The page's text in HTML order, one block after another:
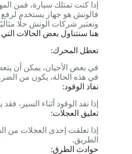
إذا كنت تمتلك سيارة، فمن
فالونش هو جهاز يستخدم
وتعتبر شركات الونش حلًا
هنا سنتناول بعض الحالات
تعطل المحرك:
في بعض الأحيان، يمكن أن
في هذه الحالة، يكون من
نفاذ الوقود:
إذا نفد الوقود أثناء
تعليق العجلات:
إذا تعلقت إحدى العجلات من
الطريق.
حوادث الطرق: